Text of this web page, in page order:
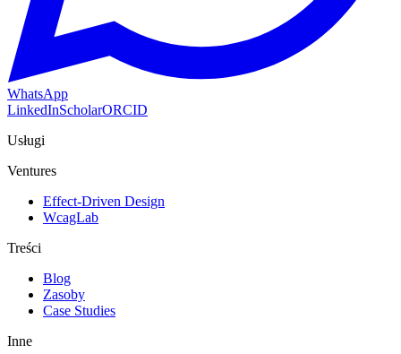
WhatsApp
LinkedInScholarORCID
Usługi
Ventures
Effect-Driven Design
WcagLab
Treści
Blog
Zasoby
Case Studies
Inne